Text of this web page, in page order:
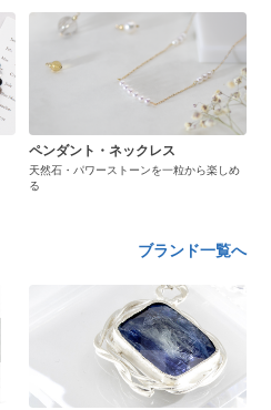
ペンダント・ネックレス
天然石・パワーストーンを一粒から楽しめ
る
ブランド一覧へ